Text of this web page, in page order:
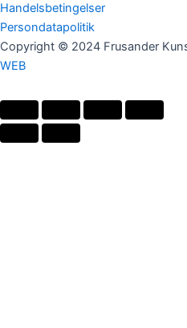
Handelsbetingelser
Persondatapolitik
Copyright © 2024 Frusander
WEB